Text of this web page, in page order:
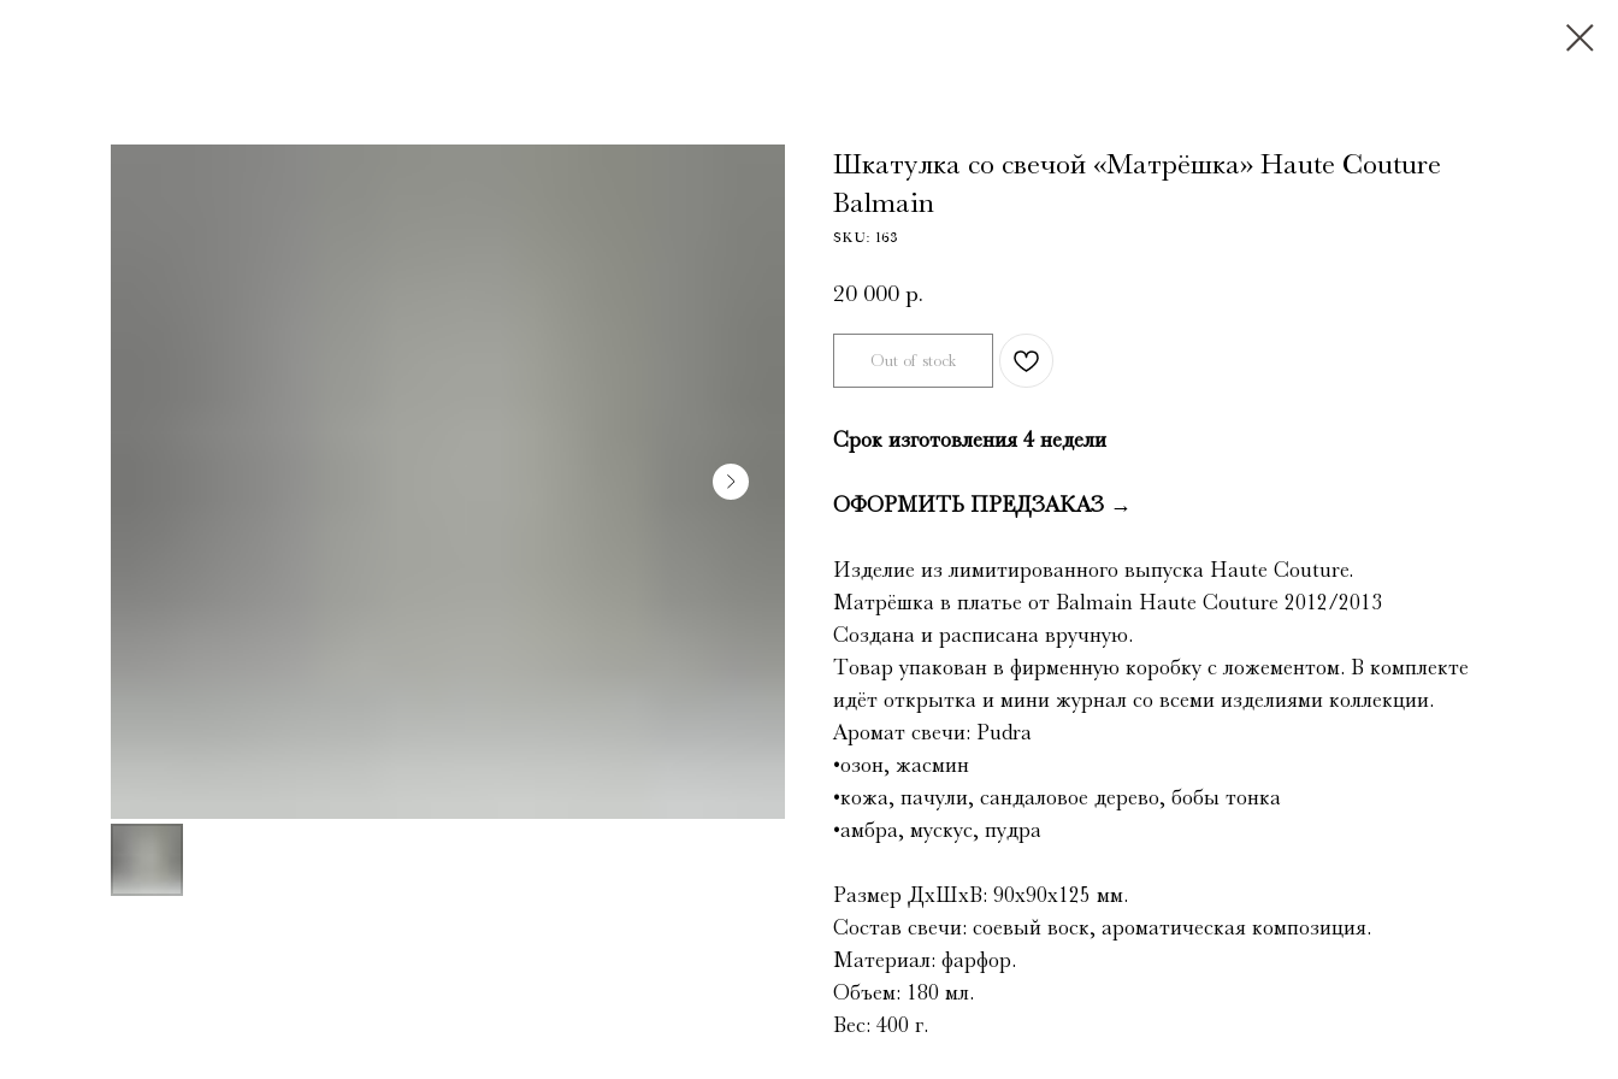
Шкатулка со свечой «Матрёшка» Haute Couture
Balmain
SKU: 163
20 000 р.
Out of stock
Срок изготовления 4 недели
ОФОРМИТЬ ПРЕДЗАКАЗ →
Изделие из лимитированного выпуска Haute Couture.
Матрёшка в платье от Balmain Haute Couture 2012/2013
Создана и расписана вручную.
Товар упакован в фирменную коробку с ложементом. В комплекте
идёт открытка и мини журнал со всеми изделиями коллекции.
Аромат свечи: Pudra
•озон, жасмин
•кожа, пачули, сандаловое дерево, бобы тонка
•амбра, мускус, пудра
Размер ДхШхВ: 90х90х125 мм.
Состав свечи: соевый воск, ароматическая композиция.
Материал: фарфор.
Объем: 180 мл.
Вес: 400 г.